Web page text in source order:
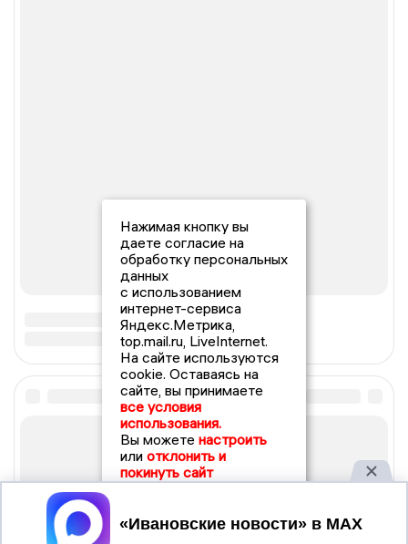
Нажимая кнопку вы
даете согласие на
обработку персональных
данных
с использованием
интернет-сервиса
Яндекс.Метрика,
top.mail.ru, LiveInternet.
На сайте используются
cookie. Оставаясь на
сайте, вы принимаете
все условия
использования.
Вы можете настроить
или отклонить и
покинуть сайт
Принять